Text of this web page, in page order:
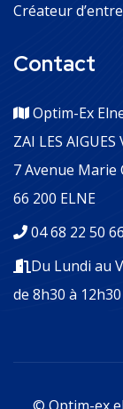
Créateur
Contact
Optim-Ex
ZAI LES AIGUES
7 Avenue Marie
66 200 ELNE
04 68 22 50 66
Du Lundi au
de 8h30 à